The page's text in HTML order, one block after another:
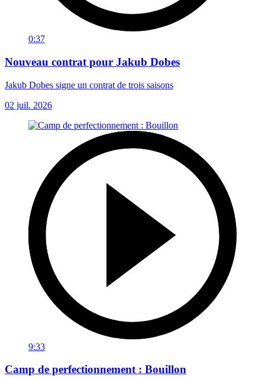
0:37
Nouveau contrat pour Jakub Dobes
Jakub Dobes signe un contrat de trois saisons
02 juil. 2026
9:33
Camp de perfectionnement : Bouillon